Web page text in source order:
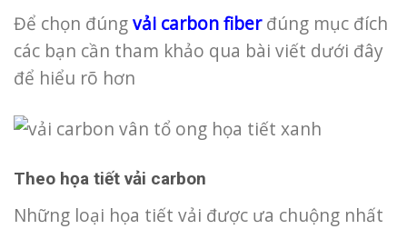
Để chọn đúngvải carbon fiberđúng mục đích
các bạn cần tham khảo qua bài viết dưới đây
để hiểu rõ hơn
Theo họa tiết vải carbon
Những loại họa tiết vải được ưa chuộng nhất